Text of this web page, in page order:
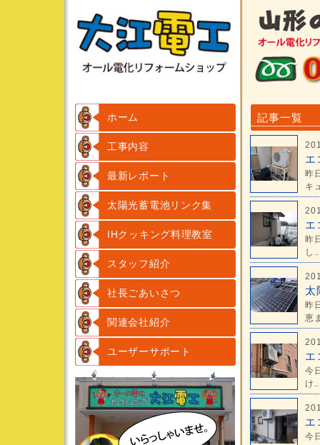
ホーム
工事内容
最新レポート
太陽光蓄電池リンク集
IHクッキング料理教室
スタッフ紹介
社長ごあいさつ
関連会社紹介
ユーザーサポート
記事一覧
エ
昨
キ
エ
昨
し..
太
昨
恵
エ
今
け..
エ
今